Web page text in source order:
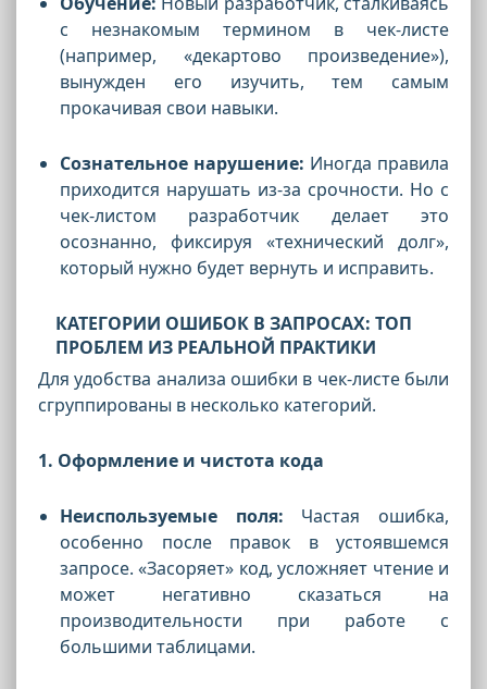
с незнакомым термином в чек-листе
(например, «декартово произведение»),
вынужден его изучить, тем самым
прокачивая свои навыки.
Сознательное нарушение: Иногда правила
приходится нарушать из-за срочности. Но с
чек-листом разработчик делает это
осознанно, фиксируя «технический долг»,
который нужно будет вернуть и исправить.
КАТЕГОРИИ ОШИБОК В ЗАПРОСАХ: ТОП
ПРОБЛЕМ ИЗ РЕАЛЬНОЙ ПРАКТИКИ
Для удобства анализа ошибки в чек-листе были
сгруппированы в несколько категорий.
1. Оформление и чистота кода
Неиспользуемые поля: Частая ошибка,
особенно после правок в устоявшемся
запросе. «Засоряет» код, усложняет чтение и
может негативно сказаться на
производительности при работе с
большими таблицами.